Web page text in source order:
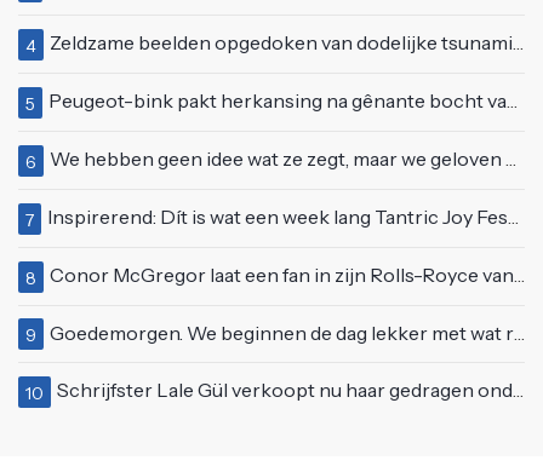
4 Zeldzame beelden opgedoken van dodelijke tsunami uit 2004
5 Peugeot-bink pakt herkansing na gênante bocht van 180 graden bij verkeerslicht
6 We hebben geen idee wat ze zegt, maar we geloven haar helemaal!
7 Inspirerend: Dít is wat een week lang Tantric Joy Festival met je doet
8 Conor McGregor laat een fan in zijn Rolls-Royce van $600.000
9 Goedemorgen. We beginnen de dag lekker met wat rek- en strekoefeningen
10 Schrijfster Lale Gül verkoopt nu haar gedragen onderkledij voor een bizar bedrag